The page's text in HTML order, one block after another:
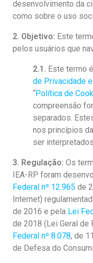
Polo Ribeirão Preto
Estrutura do polo
Projetos
Ciência com Pipoca
Ciência Por Elas
Pint of Science
União Pró-Vacina
USP Analisa
Publicações
Clipping
Documentos
Relatórios
Revista Estudos
desenvolvimento da
como sobre o uso
2. Objetivo: Este
pelos usuários que
2.1. Este termo
de Privacidade
“Política de
compreensão
separados.
nos princípios
ser
3. Regulação: Os
IEA-RP foram
Federal nº 12.965 de
Internet)
de 2016 e pela Lei
de 2018 (Lei Geral de
Federal nº 8.078, de
de Defesa do